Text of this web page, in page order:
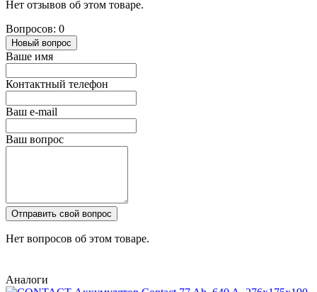
Нет отзывов об этом товаре.
Вопросов: 0
Новый вопрос
Ваше имя
Контактный телефон
Ваш e-mail
Ваш вопрос
Отправить свой вопрос
Нет вопросов об этом товаре.
Аналоги